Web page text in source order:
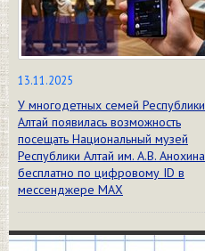
13.11.2025
У многодетных семей Республики
Алтай появилась возможность
посещать Национальный музей
Республики Алтай им. А.В. Анохина
бесплатно по цифровому ID в
мессенджере МАХ